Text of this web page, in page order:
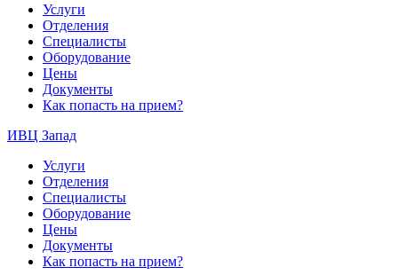
Услуги
Отделения
Специалисты
Оборудование
Цены
Документы
Как попасть на прием?
ИВЦ Запад
Услуги
Отделения
Специалисты
Оборудование
Цены
Документы
Как попасть на прием?